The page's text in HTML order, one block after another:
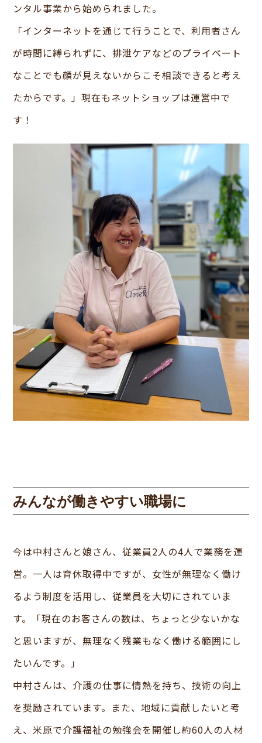
ンタル事業から始められました。
「インターネットを通じて行うことで、利用者さん
が時間に縛られずに、排泄ケアなどのプライベート
なことでも顔が見えないからこそ相談できると考え
たからです。」現在もネットショップは運営中で
す！
みんなが働きやすい職場に
今は中村さんと娘さん、従業員2人の4人で業務を運
営。一人は育休取得中ですが、女性が無理なく働け
るよう制度を活用し、従業員を大切にされていま
す。「現在のお客さんの数は、ちょっと少ないかな
と思いますが、無理なく残業もなく働ける範囲にし
たいんです。」
中村さんは、介護の仕事に情熱を持ち、技術の向上
を奨励されています。また、地域に貢献したいと考
え、米原で介護福祉の勉強会を開催し約60人の人材